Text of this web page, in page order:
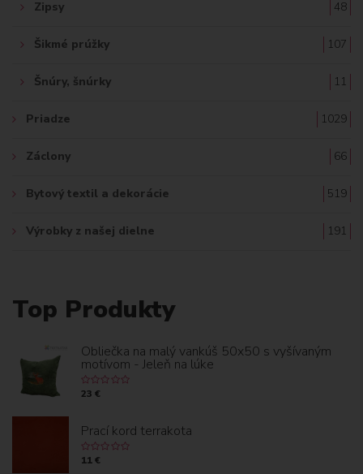
Zipsy 48
Šikmé prúžky 107
Šnúry, šnúrky 11
Priadze 1029
Záclony 66
Bytový textil a dekorácie 519
Výrobky z našej dielne 191
Top Produkty
Obliečka na malý vankúš 50x50 s vyšívaným
motívom - Jeleň na lúke
23 €
Prací kord terrakota
11 €